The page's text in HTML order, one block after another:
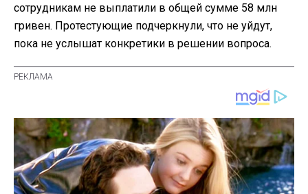
сотрудникам не выплатили в общей сумме 58 млн
гривен. Протестующие подчеркнули, что не уйдут,
пока не услышат конкретики в решении вопроса.